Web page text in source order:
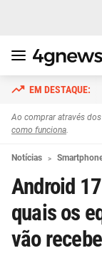
Ao comprar através
como funciona.
Notícias
Android
quais os
vão